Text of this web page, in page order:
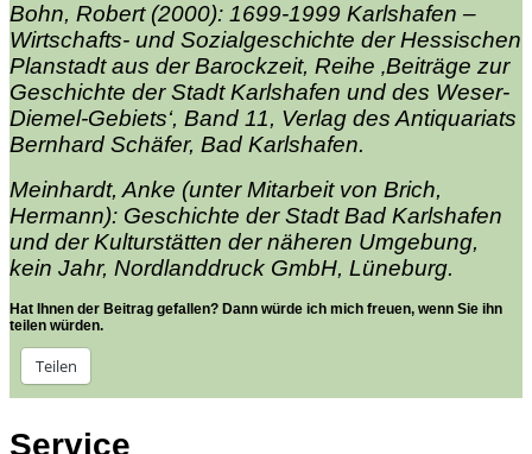
Bohn, Robert (2000): 1699-1999 Karlshafen –
Wirtschafts- und Sozialgeschichte der Hessischen
Planstadt aus der Barockzeit, Reihe ‚Beiträge zur
Geschichte der Stadt Karlshafen und des Weser-
Diemel-Gebiets‘, Band 11, Verlag des Antiquariats
Bernhard Schäfer, Bad Karlshafen.
Meinhardt, Anke (unter Mitarbeit von Brich,
Hermann): Geschichte der Stadt Bad Karlshafen
und der Kulturstätten der näheren Umgebung,
kein Jahr, Nordlanddruck GmbH, Lüneburg.
Hat Ihnen der Beitrag gefallen? Dann würde ich mich freuen, wenn Sie ihn
teilen würden.
Teilen
Service